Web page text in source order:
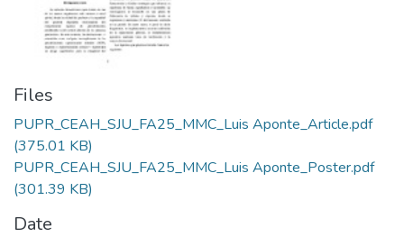
Files
PUPR_CEAH_SJU_FA25_MMC_Luis Aponte_Article.pdf
(375.01 KB)
PUPR_CEAH_SJU_FA25_MMC_Luis Aponte_Poster.pdf
(301.39 KB)
Date